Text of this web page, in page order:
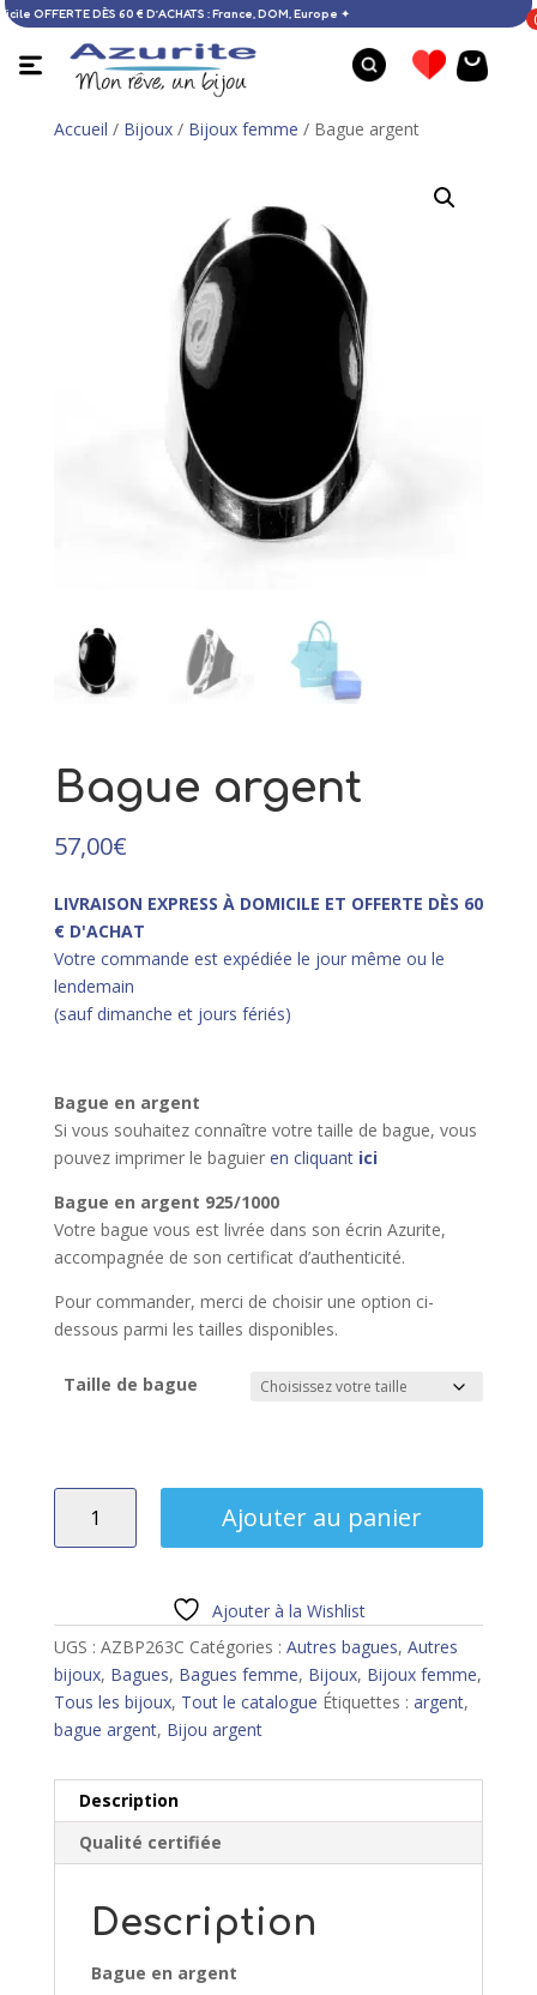
domicile OFFERTE DÈS 60 € D’ACHATS : France, DOM, Europe ✦
Accueil / Bijoux/ Bijoux femme / Bague argent
Bague argent
57,00€
LIVRAISON EXPRESS À DOMICILE ET OFFERTE DÈS 60
€ D'ACHAT
Votre commande est expédiée le jour même ou le
lendemain
(sauf dimanche et jours fériés)
Bague en argent
Si vous souhaitez connaître votre taille de bague, vous
pouvez imprimer le baguier en cliquantici
Bague en argent 925/1000
Votre bague vous est livrée dans son écrin Azurite,
accompagnée de son certificat d’authenticité.
Pour commander, merci de choisir une option ci-
dessous parmi les tailles disponibles.
Taille de bague
Ajouter au panier
Ajouter à la Wishlist
UGS : AZBP263C Catégories : Autres bagues, Autres
bijoux, Bagues, Bagues femme, Bijoux, Bijoux femme,
Tous les bijoux, Tout le catalogue Étiquettes : argent,
bague argent, Bijou argent
Description
Qualité certifiée
Description
Bague en argent
Bague ambre multicolore et
argent rhodié - 58